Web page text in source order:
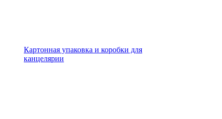
Картонная упаковка и коробки для
канцелярии